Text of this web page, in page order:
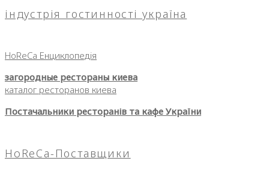
індустрія гостинності україна
HoReCa Енциклопедія
загородные рестораны киева
каталог ресторанов киева
Постачальники ресторанів та кафе України
HoReCa-Поставщики